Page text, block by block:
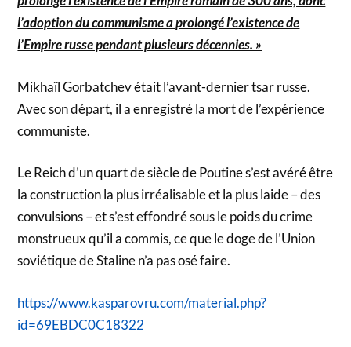
l’adoption du communisme a prolongé l’existence de
l’Empire russe pendant plusieurs décennies. »
Mikhaïl Gorbatchev était l’avant-dernier tsar russe.
Avec son départ, il a enregistré la mort de l’expérience
communiste.
Le Reich d’un quart de siècle de Poutine s’est avéré être
la construction la plus irréalisable et la plus laide – des
convulsions – et s’est effondré sous le poids du crime
monstrueux qu’il a commis, ce que le doge de l’Union
soviétique de Staline n’a pas osé faire.
https://www.kasparovru.com/material.php?
id=69EBDC0C18322